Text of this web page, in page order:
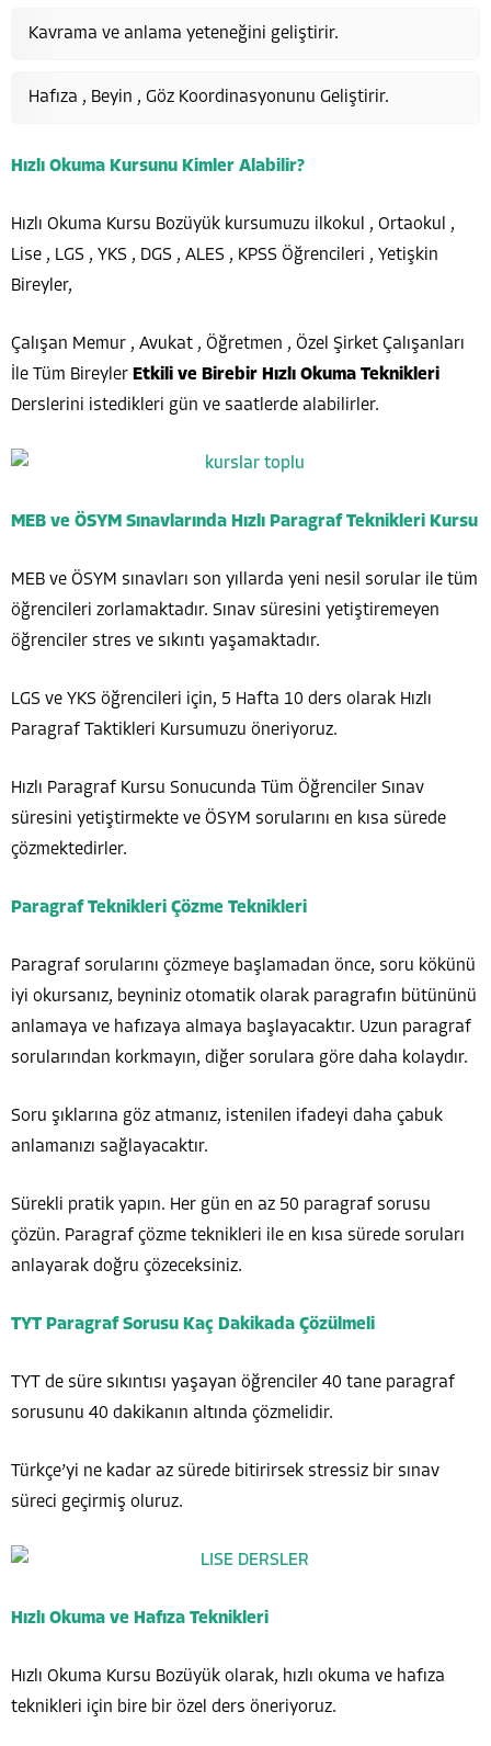
Kavrama ve anlama yeteneğini geliştirir.
Hafıza , Beyin , Göz Koordinasyonunu Geliştirir.
Hızlı Okuma Kursunu Kimler Alabilir?
Hızlı Okuma Kursu Bozüyük kursumuzu ilkokul , Ortaokul ,
Lise , LGS , YKS , DGS , ALES , KPSS Öğrencileri , Yetişkin
Bireyler,
Çalışan Memur , Avukat , Öğretmen , Özel Şirket Çalışanları
İle Tüm Bireyler Etkili ve Birebir Hızlı Okuma Teknikleri
Derslerini istedikleri gün ve saatlerde alabilirler.
MEB ve ÖSYM Sınavlarında Hızlı Paragraf Teknikleri Kursu
MEB ve ÖSYM sınavları son yıllarda yeni nesil sorular ile tüm
öğrencileri zorlamaktadır. Sınav süresini yetiştiremeyen
öğrenciler stres ve sıkıntı yaşamaktadır.
LGS ve YKS öğrencileri için, 5 Hafta 10 ders olarak Hızlı
Paragraf Taktikleri Kursumuzu öneriyoruz.
Hızlı Paragraf Kursu Sonucunda Tüm Öğrenciler Sınav
süresini yetiştirmekte ve ÖSYM sorularını en kısa sürede
çözmektedirler.
Paragraf Teknikleri Çözme Teknikleri
Paragraf sorularını çözmeye başlamadan önce, soru kökünü
iyi okursanız, beyniniz otomatik olarak paragrafın bütününü
anlamaya ve hafızaya almaya başlayacaktır. Uzun paragraf
sorularından korkmayın, diğer sorulara göre daha kolaydır.
Soru şıklarına göz atmanız, istenilen ifadeyi daha çabuk
anlamanızı sağlayacaktır.
Sürekli pratik yapın. Her gün en az 50 paragraf sorusu
çözün. Paragraf çözme teknikleri ile en kısa sürede soruları
anlayarak doğru çözeceksiniz.
TYT Paragraf Sorusu Kaç Dakikada Çözülmeli
TYT de süre sıkıntısı yaşayan öğrenciler 40 tane paragraf
sorusunu 40 dakikanın altında çözmelidir.
Türkçe’yi ne kadar az sürede bitirirsek stressiz bir sınav
süreci geçirmiş oluruz.
Hızlı Okuma ve Hafıza Teknikleri
Hızlı Okuma Kursu Bozüyük olarak, hızlı okuma ve hafıza
teknikleri için bire bir özel ders öneriyoruz.